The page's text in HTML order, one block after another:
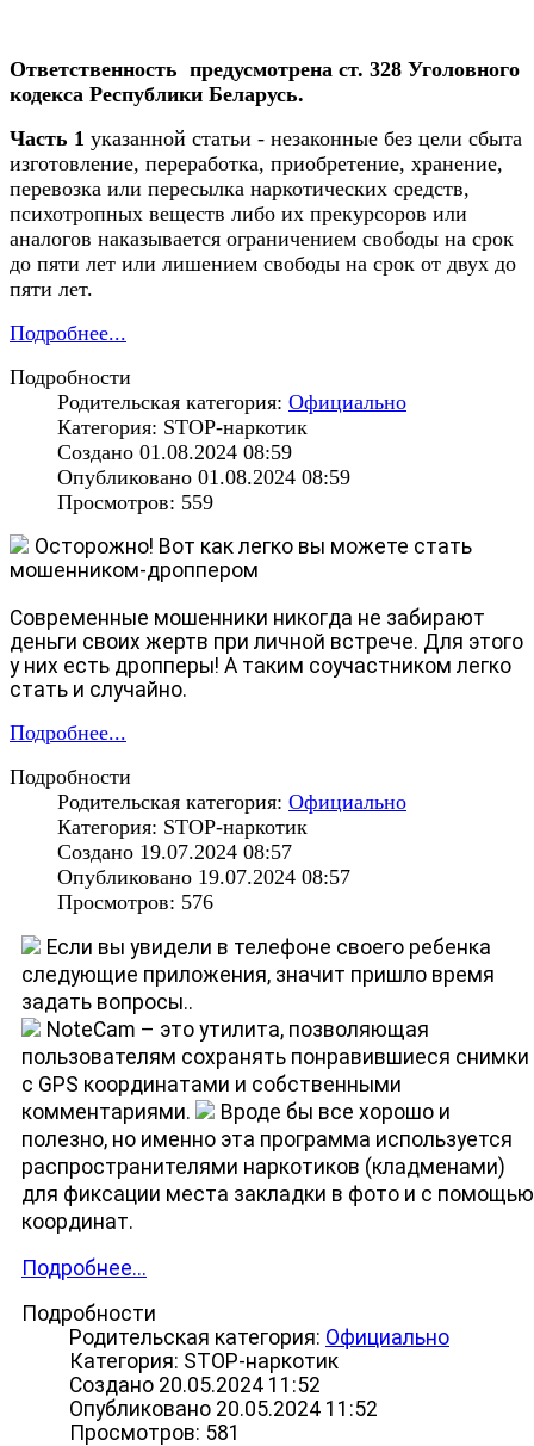
Ответственность предусмотрена ст. 328 Уголовного
кодекса Республики Беларусь.
Часть 1 указанной статьи - незаконные без цели сбыта
изготовление, переработка, приобретение, хранение,
перевозка или пересылка наркотических средств,
психотропных веществ либо их прекурсоров или
аналогов наказывается ограничением свободы на срок
до пяти лет или лишением свободы на срок от двух до
пяти лет.
Подробнее...
Подробности
Родительская категория: Официально
Категория: STOP-наркотик
Создано 01.08.2024 08:59
Опубликовано 01.08.2024 08:59
Просмотров: 559
Осторожно! Вот как легко вы можете стать
мошенником-дроппером
Современные мошенники никогда не забирают
деньги своих жертв при личной встрече. Для этого
у них есть дропперы! А таким соучастником легко
стать и случайно.
Подробнее...
Подробности
Родительская категория: Официально
Категория: STOP-наркотик
Создано 19.07.2024 08:57
Опубликовано 19.07.2024 08:57
Просмотров: 576
Если вы увидели в телефоне своего ребенка
следующие приложения, значит пришло время
задать вопросы..
NoteCam – это утилита, позволяющая
пользователям сохранять понравившиеся снимки
с GPS координатами и собственными
комментариями.
Вроде бы все хорошо и
полезно, но именно эта программа используется
распространителями наркотиков (кладменами)
для фиксации места закладки в фото и с помощью
координат.
Подробнее...
Подробности
Родительская категория: Официально
Категория: STOP-наркотик
Создано 20.05.2024 11:52
Опубликовано 20.05.2024 11:52
Просмотров: 581